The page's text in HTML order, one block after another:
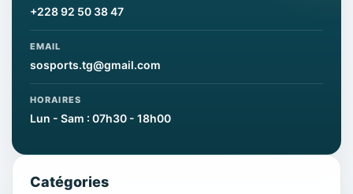
+228 92 50 38 47
EMAIL
sosports.tg@gmail.com
HORAIRES
Lun - Sam : 07h30 - 18h00
Catégories